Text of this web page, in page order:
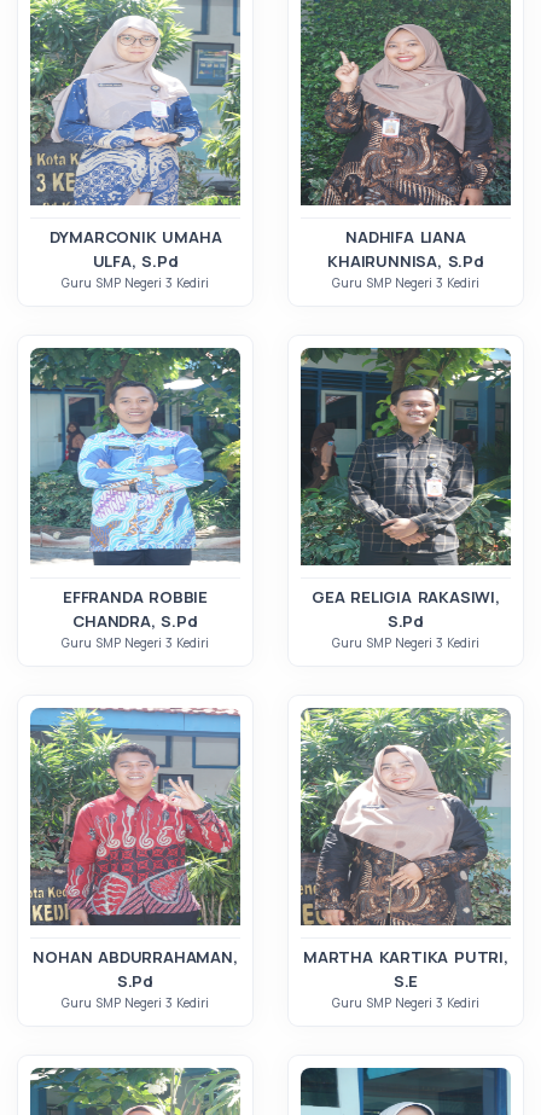
DYMARCONIK UMAHA
ULFA, S.Pd
Guru SMP Negeri 3 Kediri
NADHIFA LIANA
KHAIRUNNISA, S.Pd
Guru SMP Negeri 3 Kediri
EFFRANDA ROBBIE
CHANDRA, S.Pd
Guru SMP Negeri 3 Kediri
GEA RELIGIA RAKASIWI,
S.Pd
Guru SMP Negeri 3 Kediri
NOHAN ABDURRAHAMAN,
S.Pd
Guru SMP Negeri 3 Kediri
MARTHA KARTIKA PUTRI,
S.E
Guru SMP Negeri 3 Kediri